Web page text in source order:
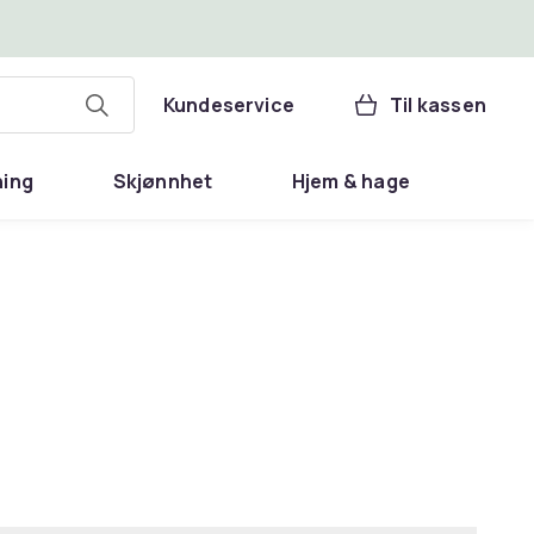
Kundeservice Til kassen
Skjønnhet Hjem & hage